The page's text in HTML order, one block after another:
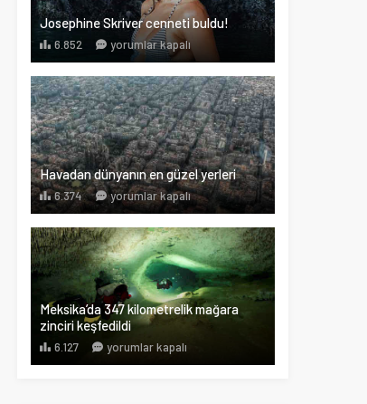
Josephine Skriver cenneti buldu!
6.852 yorumlar kapalı
Havadan dünyanın en güzel yerleri
6.374 yorumlar kapalı
Meksika’da 347 kilometrelik mağara
zinciri keşfedildi
6.127 yorumlar kapalı